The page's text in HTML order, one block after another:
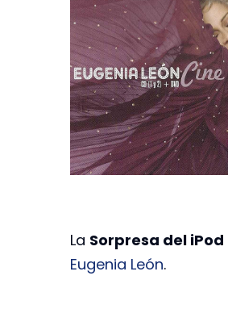
La Sorpresa del iPod
Eugenia León.